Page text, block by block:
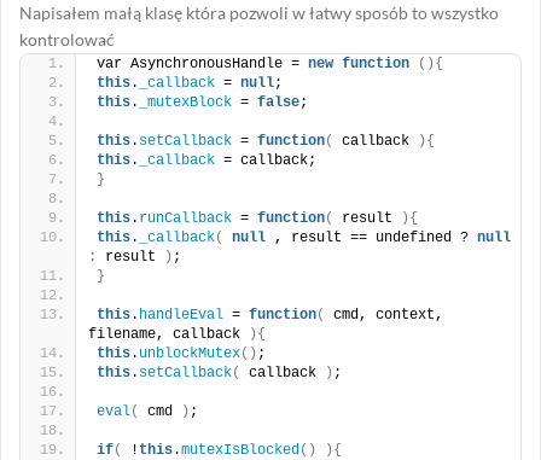
Napisałem małą klasę która pozwoli w łatwy sposób to wszystko
kontrolować
var AsynchronousHandle = new function
(){
this. _callback = null;
this. _mutexBlock = false;
this. setCallback = function( callback
){
this. _callback = callback;
}
this. runCallback = function( result
){
this. _callback( null , result == undefined ? null
:
result ) ;
}
this. handleEval = function(
cmd, context,
filename, callback
){
this. unblockMutex() ;
this. setCallback( callback ) ;
eval( cmd ) ;
if( ! this.mutexIsBlocked()
){